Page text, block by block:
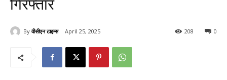
गिरफ्तार
By वीसीएन टाइम्स April 25, 2025 0
208